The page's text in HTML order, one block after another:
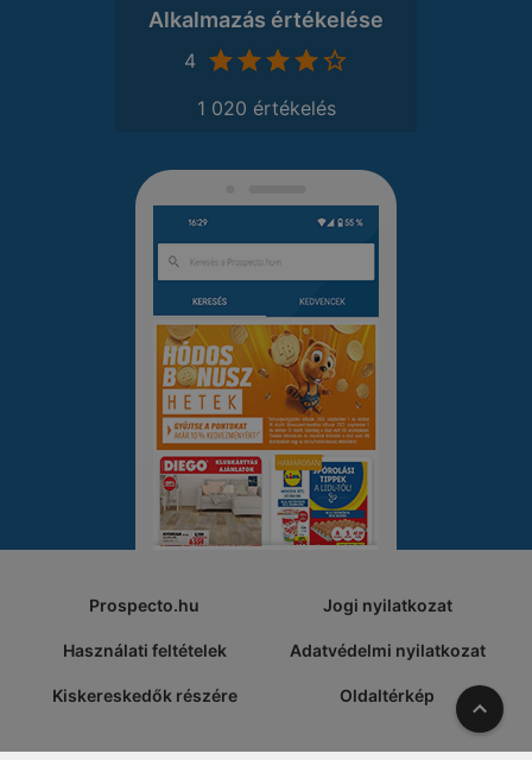
Alkalmazás értékelése
4
1 020 értékelés
Prospecto.hu Jogi nyilatkozat
Használati feltételek Adatvédelmi nyilatkozat
Kiskereskedők részére Oldaltérkép A